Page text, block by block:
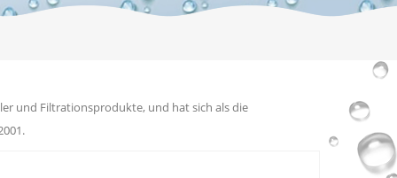
und Filtrationsprodukte, und hat sich als die